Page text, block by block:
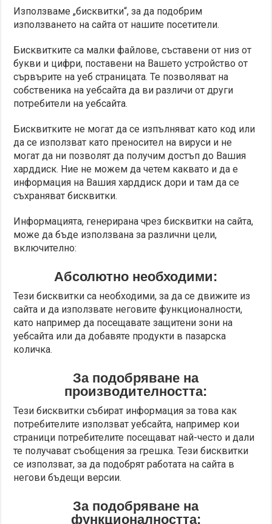
Използваме „бисквитки“, за да подобрим
използването на сайта от нашите посетители.
Бисквитките са малки файлове, съставени от низ от
букви и цифри, поставени на Вашето устройство от
сървърите на уеб страницата. Те позволяват на
собственика на уебсайта да ви различи от други
потребители на уебсайта.
Бисквитките не могат да се изпълняват като код или
да се използват като преносител на вируси и не
могат да ни позволят да получим достъп до Вашия
харддиск. Ние не можем да четем каквато и да е
информация на Вашия харддиск дори и там да се
съхраняват бисквитки.
Информацията, генерирана чрез бисквитки на сайта,
може да бъде използвана за различни цели,
включително:
Абсолютно необходими:
Тези бисквитки са необходими, за да се движите из
сайта и да използвате неговите функционалности,
като например да посещавате защитени зони на
уебсайта или да добавяте продукти в пазарска
количка.
За подобряване на
производителността:
Тези бисквитки събират информация за това как
потребителите използват уебсайта, например кои
страници потребителите посещават най-често и дали
те получават съобщения за грешка. Тези бисквитки
се използват, за да подобрят работата на сайта в
негови бъдещи версии.
За подобряване на
функционалността: